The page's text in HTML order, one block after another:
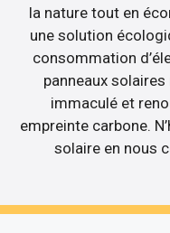
la nature tout en
une solution
consommation
panneaux
immaculé et
empreinte carbone.
solaire en nous